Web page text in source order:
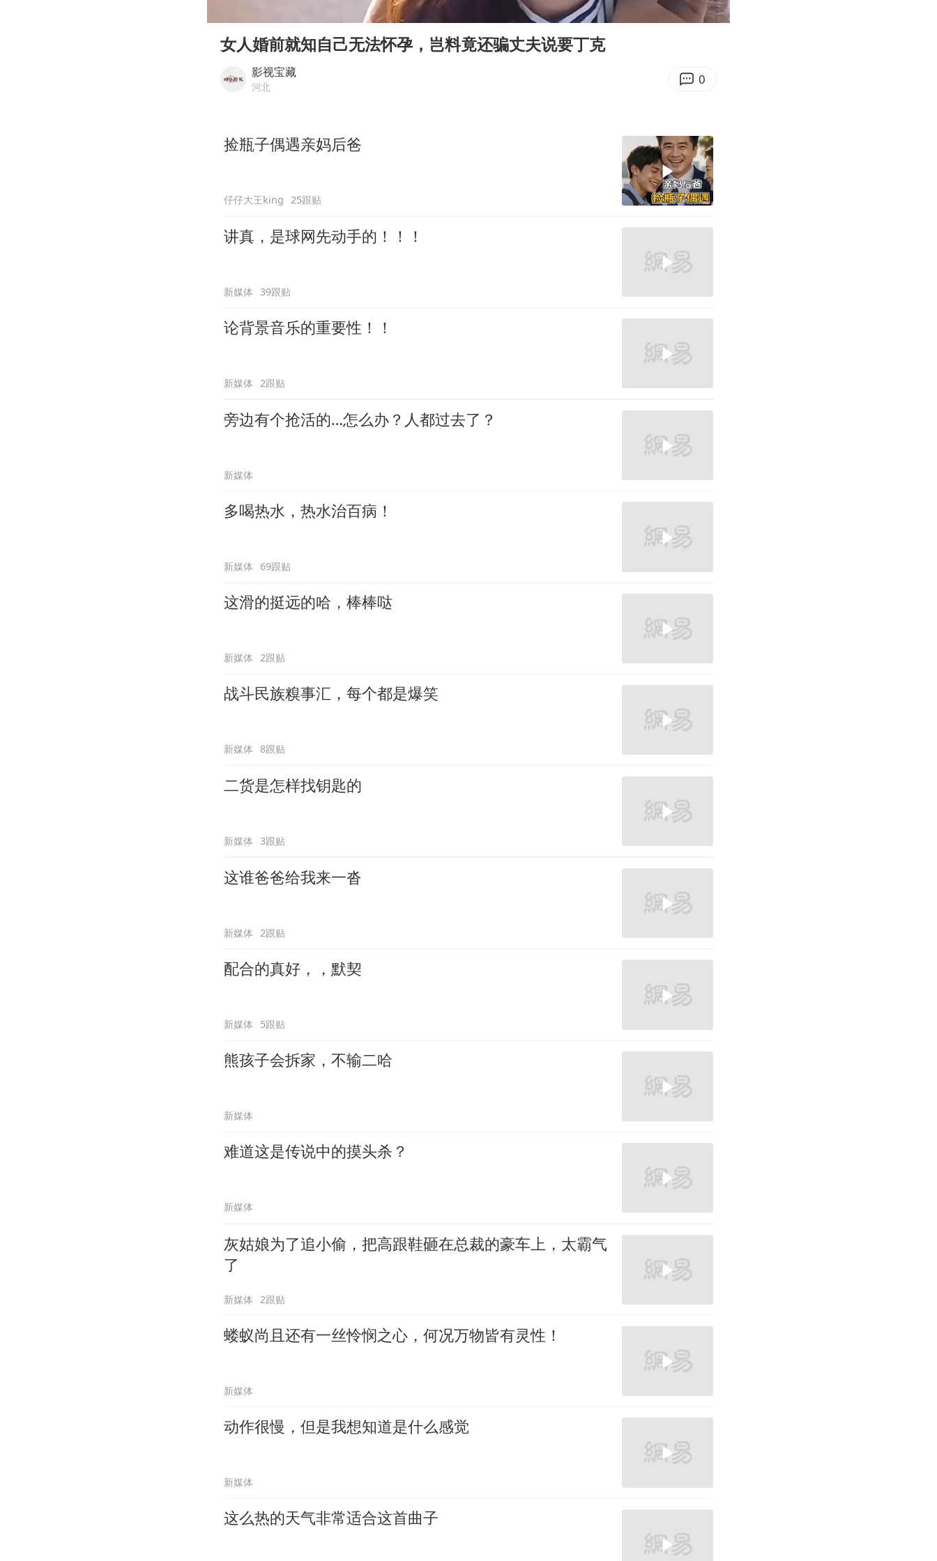
中国养老床位“三连降”
哪吒汽车南宁工厂设备降价20%拍卖
奋进开新局 实干挑大梁
03:29
Enter
女人婚前就知自己无法怀孕，岂料竟还骗丈夫说要丁克
影视宝藏
河北 0
捡瓶子偶遇亲妈后爸
仔仔大王king 25跟贴
讲真，是球网先动手的！！！
新媒体 39跟贴
论背景音乐的重要性！！
新媒体 2跟贴
旁边有个抢活的…怎么办？人都过去了？
新媒体
多喝热水，热水治百病！
新媒体 69跟贴
这滑的挺远的哈，棒棒哒
新媒体 2跟贴
战斗民族糗事汇，每个都是爆笑
新媒体 8跟贴
二货是怎样找钥匙的
新媒体 3跟贴
这谁爸爸给我来一沓
新媒体 2跟贴
配合的真好，，默契
新媒体 5跟贴
熊孩子会拆家，不输二哈
新媒体
难道这是传说中的摸头杀？
新媒体
灰姑娘为了追小偷，把高跟鞋砸在总裁的豪车上，太霸气
了
新媒体 2跟贴
蝼蚁尚且还有一丝怜悯之心，何况万物皆有灵性！
新媒体
动作很慢，但是我想知道是什么感觉
新媒体
这么热的天气非常适合这首曲子